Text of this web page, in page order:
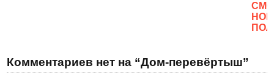
Комментариев нет на “Дом-перевёртыш”